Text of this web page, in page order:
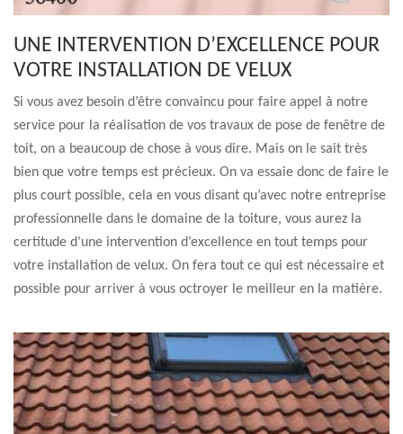
UNE INTERVENTION D’EXCELLENCE POUR
VOTRE INSTALLATION DE VELUX
Si vous avez besoin d’être convaincu pour faire appel à notre
service pour la réalisation de vos travaux de pose de fenêtre de
toit, on a beaucoup de chose à vous dire. Mais on le sait très
bien que votre temps est précieux. On va essaie donc de faire le
plus court possible, cela en vous disant qu’avec notre entreprise
professionnelle dans le domaine de la toiture, vous aurez la
certitude d’une intervention d’excellence en tout temps pour
votre installation de velux. On fera tout ce qui est nécessaire et
possible pour arriver à vous octroyer le meilleur en la matière.